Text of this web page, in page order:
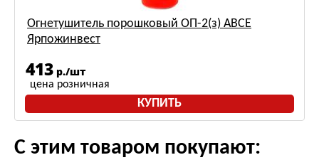
Огнетушитель порошковый ОП-2(з) АВСЕ
Ярпожинвест
413 р./шт
цена розничная
КУПИТЬ
С этим товаром покупают: